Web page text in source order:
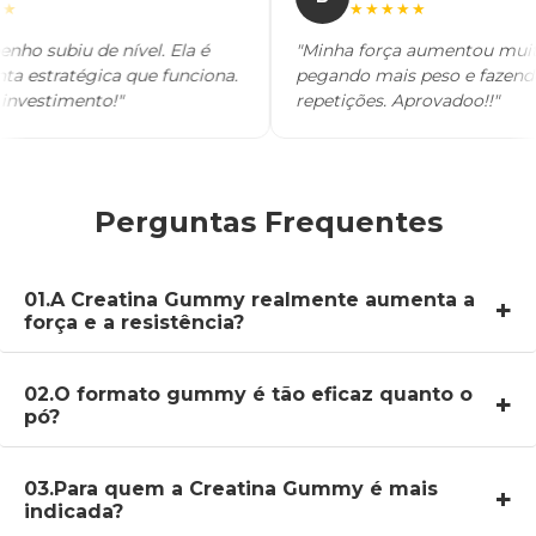
subiu de nível. Ela é
estratégica que funciona.
investimento!"
★★★★★
"Minha força aumentou
pegando mais peso e
repetições. Aprovadoo!!"
Perguntas Frequentes
01.A Creatina Gummy realmente aumenta a
força e a resistência?
no músculo, ela favorece treinos mais intensos e com
maior capacidade de repetição (resistência).
02.O formato gummy é tão eficaz quanto o
pó?
gummy apenas torna o consumo simples, agradável e
fácil de manter todos os dias.
03.Para quem a Creatina Gummy é mais
indicada?